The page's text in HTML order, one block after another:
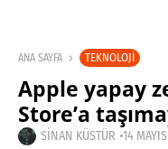
ANA SAYFA TEKNOLOJI
Apple yapay
Store’a
SINAN KÜSTÜR 14